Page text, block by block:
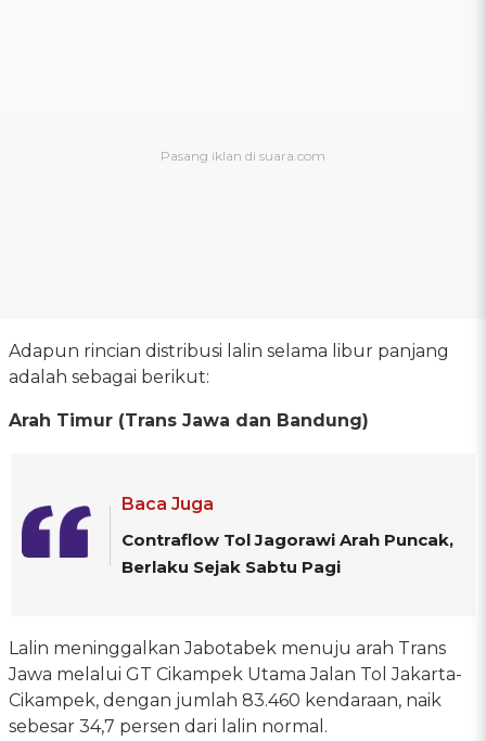
Adapun rincian distribusi lalin selama libur panjang
adalah sebagai berikut:
Arah Timur (Trans Jawa dan Bandung)
Baca Juga
Contraflow Tol Jagorawi Arah Puncak,
Berlaku Sejak Sabtu Pagi
Lalin meninggalkan Jabotabek menuju arah Trans
Jawa melalui GT Cikampek Utama Jalan Tol Jakarta-
Cikampek, dengan jumlah 83.460 kendaraan, naik
sebesar 34,7 persen dari lalin normal.